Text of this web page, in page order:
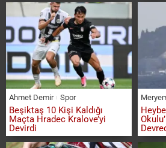
Ahmet Demir Spor
Beşiktaş 10 Kişi Kaldığı
Maçta Hradec Kralove’yi
Devirdi